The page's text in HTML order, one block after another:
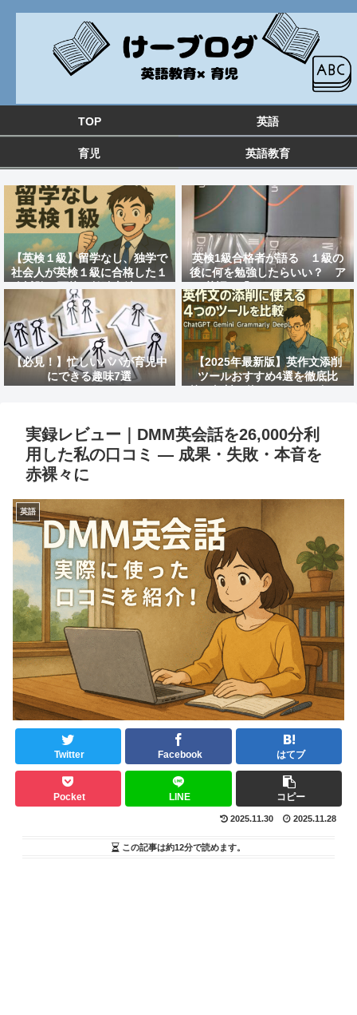
TOP 英語
育児 英語教育
【英検１級】留学なし、独学で
社会人が英検１級に合格した１
次試験と面接の勉強方法&おす
すめ教材を紹介！
英検1級合格者が語る １級の
後に何を勉強したらいい？ ア
ツ英語の「distinction」のレ
ビュー 大人の英語勉強法
【必見！】忙しいパパが育児中
にできる趣味7選
【2025年最新版】英作文添削
ツールおすすめ4選を徹底比
較！無料で使えるAIサービスは
実録レビュー｜DMM英会話を26,000分利
用した私の口コミ — 成果・失敗・本音を
赤裸々に
英語
Twitter Facebook はてブ
Pocket LINE コピー
2025.11.30 2025.11.28
この記事は約12分で読めます。